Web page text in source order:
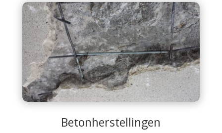
Betonherstellingen